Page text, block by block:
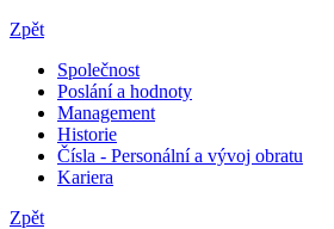
Zpět
Společnost
Poslání a hodnoty
Management
Historie
Čísla - Personální a vývoj obratu
Kariera
Zpět